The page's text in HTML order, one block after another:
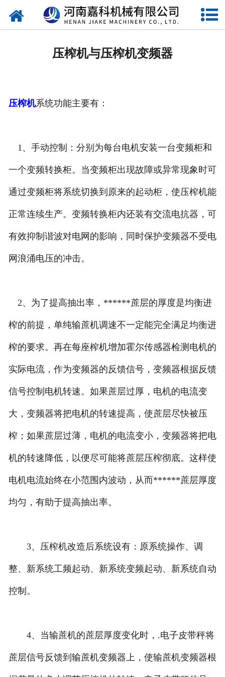
网站首页
视频中心
压榨机导购图
公司业绩
联系我们
压榨机与压榨机变频器
压榨机系统功能主要有：
1、手动控制：分别为每台电机安装一台变频柜和
一个变频转换柜。当变频柜出现故障或异常现象时可
通过变频柜将系统切换到原来的起动柜，使压榨机能
正常连续生产。变频转换柜内还装有交流电抗器，可
有效抑制谐波对电网的影响，同时保护变频器不受电
网浪涌电压的冲击。
2、为了提高抽出率，******蔗层的厚度是均衡进
榨的前提，单纯输蔗机调速不一定能完全满足均衡进
榨的要求。再在每座榨机增加霍尔传感器检测电机的
实际电流，作为变频器的反馈信号，变频器根据反馈
信号控制电机转速。如果蔗层过厚，电机的电流变
大，变频器将把电机的转速提高，使蔗层尽快被压
榨；如果蔗层过薄，电机的电流变小，变频器将把电
机的转速降低，以便尽可能将蔗层压榨彻底。这样使
电机电流始终在小范围内波动，从而******蔗层厚度
均匀，有助于提高抽出率。
3、压榨机改造后系统设有：原系统操作、调
整、新系统工频起动、新系统变频起动、新系统自动
控制。
4、当输蔗机的蔗层厚度变化时，.电子皮带秤将
蔗层信号反馈到输蔗机变频器上，使输蔗机变频器根